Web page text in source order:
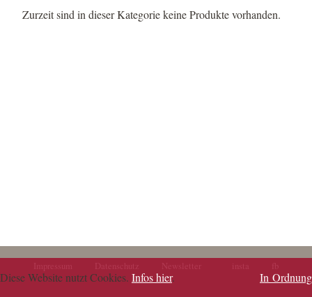
Zurzeit sind in dieser Kategorie keine Produkte vorhanden.
Navigation
Impressum Datenschutz Newsletter
Navigation
insta fb
Diese Website nutzt Cookies. Infos hier. In Ordnung